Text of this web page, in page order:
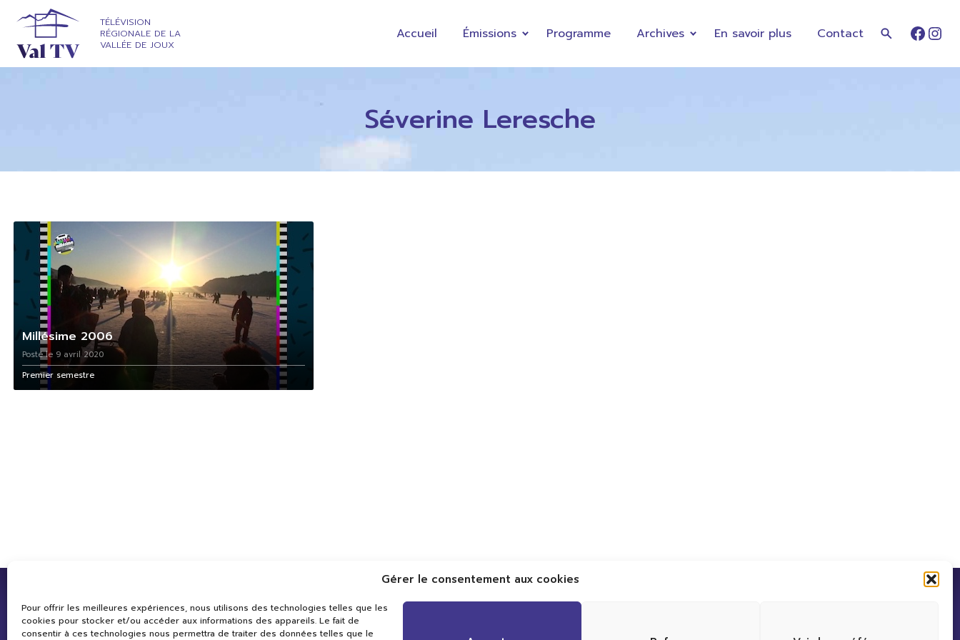
Gérer le consentement aux cookies
Pour offrir les meilleures expériences, nous utilisons des technologies telles que les
cookies pour stocker et/ou accéder aux informations des appareils. Le fait de
consentir à ces technologies nous permettra de traiter des données telles que le
TÉLÉVISION
RÉGIONALE DE LA
VALLÉE DE JOUX
Accueil Émissions Programme Archives En savoir plus Contact
Séverine Leresche
Millésime 2006
Posté le 9 avril 2020
Premier semestre
Val TV